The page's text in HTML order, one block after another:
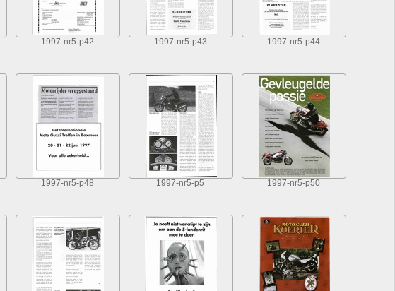
1997-nr5-p42 1997-nr5-p43 1997-nr5-p44
1997-nr5-p48 1997-nr5-p5 1997-nr5-p50